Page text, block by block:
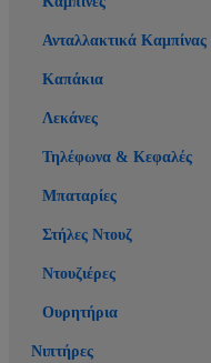
Ανταλλακτικά
Καπάκια
Λεκάνες
Τηλέφωνα & Κεφαλές
Μπαταρίες
Στήλες Ντουζ
Ντουζιέρες
Ουρητήρια
Νιπτήρες